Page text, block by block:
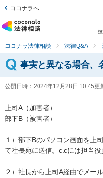
ココナラへ
ココナラ法律相談 法律Q&A
事実と異なる場合、
公開日時： 2024年12月28日 10:45更
上司A（加害者）
部下B（被害者）
１）部下Bのパソコン画面を上
て社長宛に送信。c.cには担当役
２）社長から上司A経由でメー